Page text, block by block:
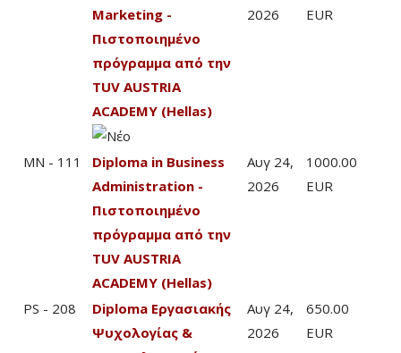
Marketing -
Πιστοποιημένο
πρόγραμμα από την
TUV AUSTRIA
ACADEMY (Hellas)
2026
EUR
MN - 111
Diploma in Business
Administration -
Πιστοποιημένο
πρόγραμμα από την
TUV AUSTRIA
ACADEMY (Hellas)
Αυγ 24,
2026
1000.00
EUR
PS - 208
Diploma Εργασιακής
Ψυχολογίας &
Αυγ 24,
2026
650.00
EUR